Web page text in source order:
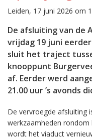
Leiden, 17 juni 2026 om
De afsluiting van de
vrijdag 19 juni
sluit het traject
knooppunt
af. Eerder werd
21.00 uur ’s avonds
De vervroegde afsluiting
werkzaamheden
wordt het viaduct